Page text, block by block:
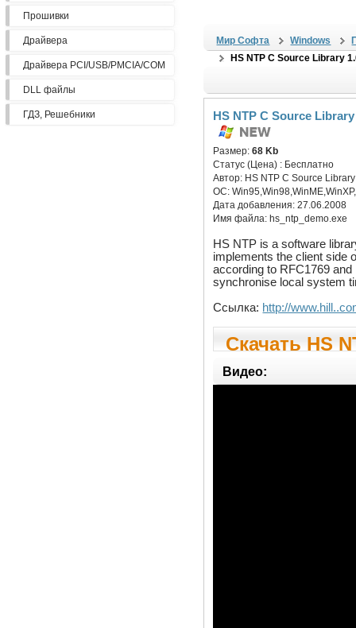
Прошивки
Драйвера
Драйвера PCI/USB/PMCIA/COM
DLL файлы
ГДЗ, Решебники
Мир Софта Windows
HS NTP C Source Library
HS NTP C Source Library
Размер:68 Kb
Статус (Цена) : Бесплатно
Автор: HS NTP C Source
ОС:
Дата добавления:27.06.2008
Имя файла: hs_ntp_demo.exe
HS NTP is a software
implements the client side
according to RFC1769
synchronise local system
Ссылка: http://
Скачать HS
Видео: